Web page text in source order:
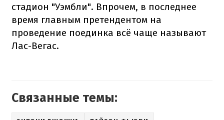
стадион "Уэмбли". Впрочем, в последнее
время главным претендентом на
проведение поединка всё чаще называют
Лас-Вегас.
Связанные темы: